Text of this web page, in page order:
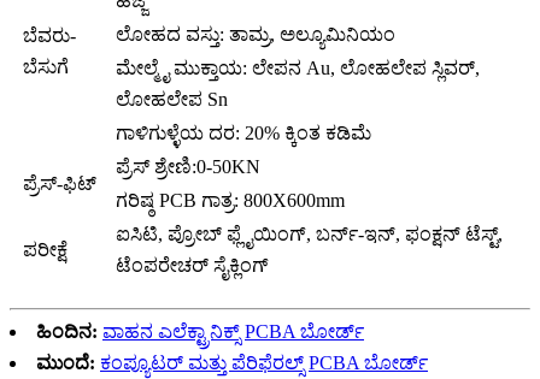
ಬೆವರು-
ಬೆಸುಗೆ
ಲೋಹದ ವಸ್ತು: ತಾಮ್ರ, ಅಲ್ಯೂಮಿನಿಯಂ
ಮೇಲ್ಮೈ ಮುಕ್ತಾಯ: ಲೇಪನ Au, ಲೋಹಲೇಪ ಸ್ಲಿವರ್,
ಲೋಹಲೇಪ Sn
ಗಾಳಿಗುಳ್ಳೆಯ ದರ: 20% ಕ್ಕಿಂತ ಕಡಿಮೆ
ಪ್ರೆಸ್-ಫಿಟ್
ಪ್ರೆಸ್ ಶ್ರೇಣಿ:0-50KN
ಗರಿಷ್ಠ PCB ಗಾತ್ರ: 800X600mm
ಪರೀಕ್ಷೆ
ಐಸಿಟಿ, ಪ್ರೋಬ್ ಫ್ಲೈಯಿಂಗ್, ಬರ್ನ್-ಇನ್, ಫಂಕ್ಷನ್ ಟೆಸ್ಟ್,
ಟೆಂಪರೇಚರ್ ಸೈಕ್ಲಿಂಗ್
ಹಿಂದಿನ: ವಾಹನ ಎಲೆಕ್ಟ್ರಾನಿಕ್ಸ್ PCBA ಬೋರ್ಡ್
ಮುಂದೆ: ಕಂಪ್ಯೂಟರ್ ಮತ್ತು ಪೆರಿಫೆರಲ್ಸ್ PCBA ಬೋರ್ಡ್